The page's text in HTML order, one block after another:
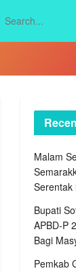
Malam
Serentak
Bupati
APBD-P
Bagi
Pemkab